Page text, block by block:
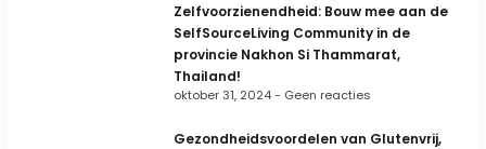
Zelfvoorzienendheid: Bouw mee aan de
SelfSourceLiving Community in de
provincie Nakhon Si Thammarat,
Thailand!
oktober 31, 2024 Geen reacties
Gezondheidsvoordelen van Glutenvrij,